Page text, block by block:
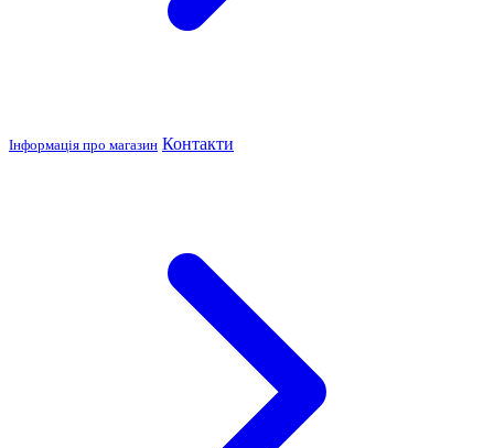
Інформація про магазин Контакти